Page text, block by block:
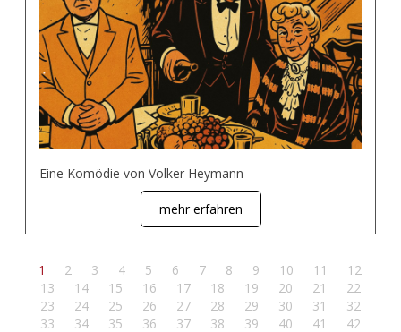
Eine Komödie von Volker Heymann
mehr erfahren
1 2 3 4 5 6 7 8 9 10 11
12
13
14 15 16 17 18 19 20 21
22
23
24 25 26 27 28 29 30 31
32
33
34 35 36 37 38 39 40 41
42